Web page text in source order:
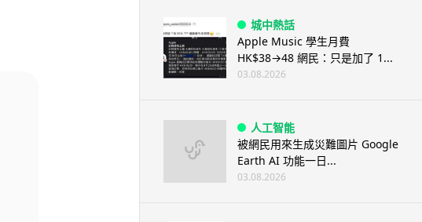
城中熱話
Apple Music 學生月費
HK$38→48 網民：只是加了 1...
03.08.2026
人工智能
被網民用來生成災難圖片 Google
Earth AI 功能一日...
03.08.2026